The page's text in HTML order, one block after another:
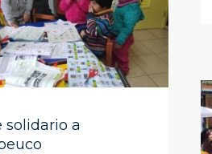
solidario a